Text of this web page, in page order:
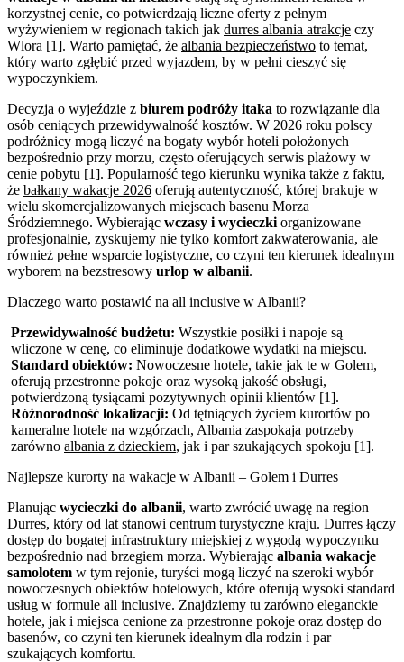
korzystnej cenie, co potwierdzają liczne oferty z pełnym
wyżywieniem w regionach takich jak durres albania atrakcje czy
Wlora [1]. Warto pamiętać, że albania bezpieczeństwo to temat,
który warto zgłębić przed wyjazdem, by w pełni cieszyć się
wypoczynkiem.
Decyzja o wyjeździe z biurem podróży itaka to rozwiązanie dla
osób ceniących przewidywalność kosztów. W 2026 roku polscy
podróżnicy mogą liczyć na bogaty wybór hoteli położonych
bezpośrednio przy morzu, często oferujących serwis plażowy w
cenie pobytu [1]. Popularność tego kierunku wynika także z faktu,
że bałkany wakacje 2026 oferują autentyczność, której brakuje w
wielu skomercjalizowanych miejscach basenu Morza
Śródziemnego. Wybierając wczasy i wycieczki organizowane
profesjonalnie, zyskujemy nie tylko komfort zakwaterowania, ale
również pełne wsparcie logistyczne, co czyni ten kierunek idealnym
wyborem na bezstresowy urlop w albanii.
Dlaczego warto postawić na all inclusive w Albanii?
Przewidywalność budżetu: Wszystkie posiłki i napoje są
wliczone w cenę, co eliminuje dodatkowe wydatki na miejscu.
Standard obiektów: Nowoczesne hotele, takie jak te w Golem,
oferują przestronne pokoje oraz wysoką jakość obsługi,
potwierdzoną tysiącami pozytywnych opinii klientów [1].
Różnorodność lokalizacji: Od tętniących życiem kurortów po
kameralne hotele na wzgórzach, Albania zaspokaja potrzeby
zarówno albania z dzieckiem, jak i par szukających spokoju [1].
Najlepsze kurorty na wakacje w Albanii – Golem i Durres
Planując wycieczki do albanii, warto zwrócić uwagę na region
Durres, który od lat stanowi centrum turystyczne kraju. Durres łączy
dostęp do bogatej infrastruktury miejskiej z wygodą wypoczynku
bezpośrednio nad brzegiem morza. Wybierając albania wakacje
samolotem w tym rejonie, turyści mogą liczyć na szeroki wybór
nowoczesnych obiektów hotelowych, które oferują wysoki standard
usług w formule all inclusive. Znajdziemy tu zarówno eleganckie
hotele, jak i miejsca cenione za przestronne pokoje oraz dostęp do
basenów, co czyni ten kierunek idealnym dla rodzin i par
szukających komfortu.